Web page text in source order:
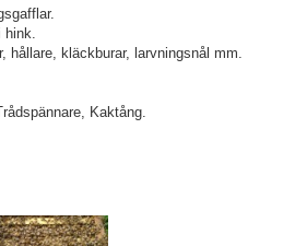
hink.
hållare, kläckburar, larvningsnål mm.
Kaktång.